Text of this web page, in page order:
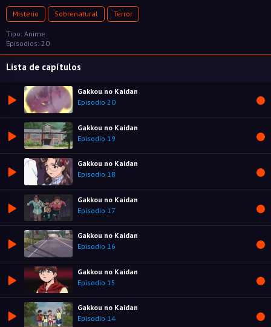
Misterio Sobrenatural Terror
Tipo: Anime
Episodios: 20
Lista de capítulos
Gakkou no Kaidan
Episodio 20
Gakkou no Kaidan
Episodio 19
Gakkou no Kaidan
Episodio 18
Gakkou no Kaidan
Episodio 17
Gakkou no Kaidan
Episodio 16
Gakkou no Kaidan
Episodio 15
Gakkou no Kaidan
Episodio 14